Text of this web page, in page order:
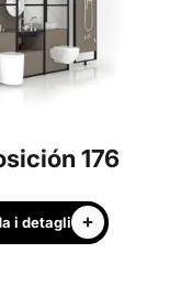
176
i detagli